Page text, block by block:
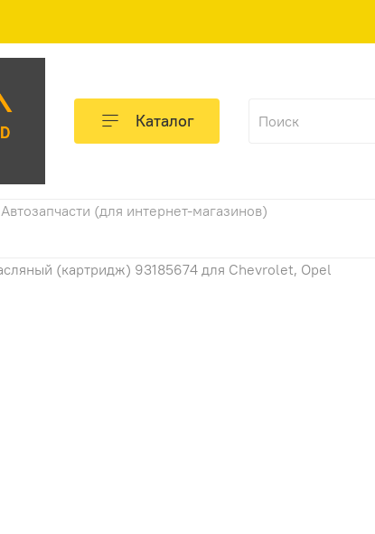
Каталог
Автозапчасти (для интернет-магазинов)